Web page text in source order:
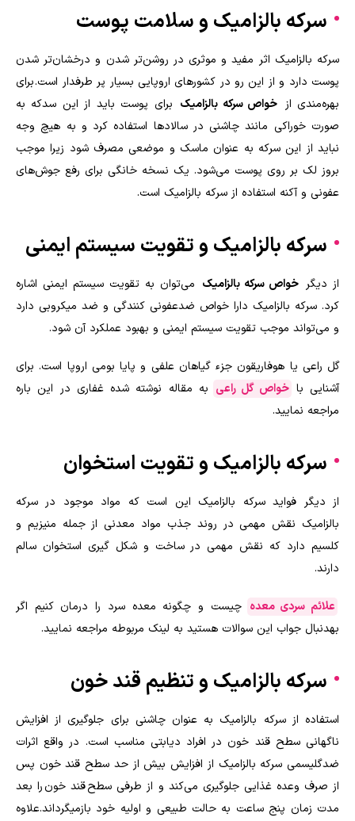
سرکه بالزامیک و سلامت پوست
سرکه بالزامیک اثر مفید و موثری در روشن‌تر شدن و درخشان‌تر شدن
پوست دارد و از این رو در کشور‌های اروپایی بسیار پر طرفدار است. برای
بهره‌مندی از خواص سرکه بالزامیک برای پوست باید از این سدکه به
صورت خوراکی مانند چاشنی در سالاد‌ها استفاده کرد و به هیچ وجه
نباید از این سرکه به عنوان ماسک و موضعی مصرف شود زیرا موجب
بروز لک بر روی پوست می‌شود. یک نسخه خانگی برای رفع جوش‌های
عفونی و آکنه استفاده از سرکه بالزامیک است.
سرکه بالزامیک و تقویت سیستم ایمنی
از دیگر خواص سرکه بالزامیک می‌توان به تقویت سیستم ایمنی اشاره
کرد. سرکه بالزامیک دارا خواص ضدعفونی کنندگی و ضد میکروبی دارد
و می‌تواند موجب تقویت سیستم ایمنی و بهبود عملکرد آن شود.
گل راعی یا هوفاریقون جزء گیاهان علفی و پایا بومی اروپا است. برای
آشنایی با خواص گل راعی به مقاله نوشته شده غفاری در این باره
مراجعه نمایید.
سرکه بالزامیک و تقویت استخوان
از دیگر فواید سرکه بالزامیک این است که مواد موجود در سرکه
بالزامیک نقش مهمی در روند جذب مواد معدنی از جمله منیزیم و
کلسیم دارد که نقش مهمی در ساخت و شکل گیری استخوان سالم
دارند.
علائم سردی معده چیست و چگونه معده سرد را درمان کنیم اگر
بهدنبال جواب این سوالات هستید به لینک مربوطه مراجعه نمایید.
سرکه بالزامیک و تنظیم قند خون
استفاده از سرکه بالزامیک به عنوان چاشنی برای جلوگیری از افزایش
ناگهانی سطح قند خون در افراد دیابتی مناسب است. در واقع اثرات
ضدگلیسمی سرکه بالزامیک از افزایش بیش از حد سطح قند خون پس
از صرف وعده غذایی جلوگیری می‌کند و از طرفی سطح قند خون را بعد
مدت زمان پنج ساعت به حالت طبیعی و اولیه خود بازمیگرداند.علاوه